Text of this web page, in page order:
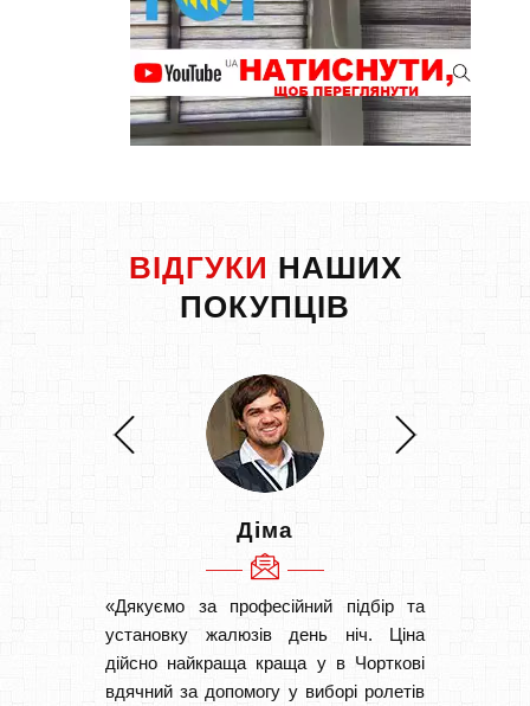
ВІДГУКИ НАШИХ
ПОКУПЦІВ
Діма
«Дякуємо за професійний підбір та
установку жалюзів день ніч. Ціна
дійсно найкраща краща у в Чорткові
вдячний за допомогу у виборі ролетів